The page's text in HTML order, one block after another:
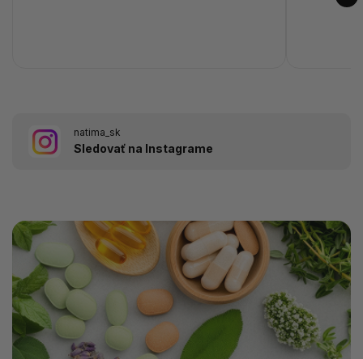
natima_sk
Sledovať na Instagrame